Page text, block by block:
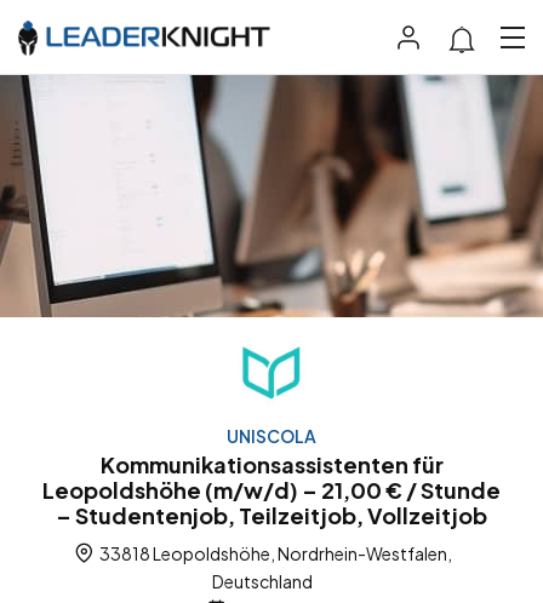
UNISCOLA
Kommunikationsassistenten für
Leopoldshöhe (m/w/d) – 21,00 € / Stunde
– Studentenjob, Teilzeitjob, Vollzeitjob
33818 Leopoldshöhe, Nordrhein-Westfalen,
Deutschland